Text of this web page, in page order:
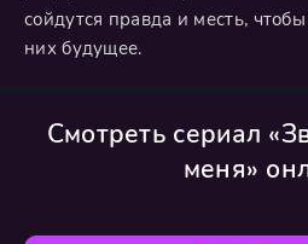
сойдутся правда и месть,
них будущее.
Смотреть сериал
меня»